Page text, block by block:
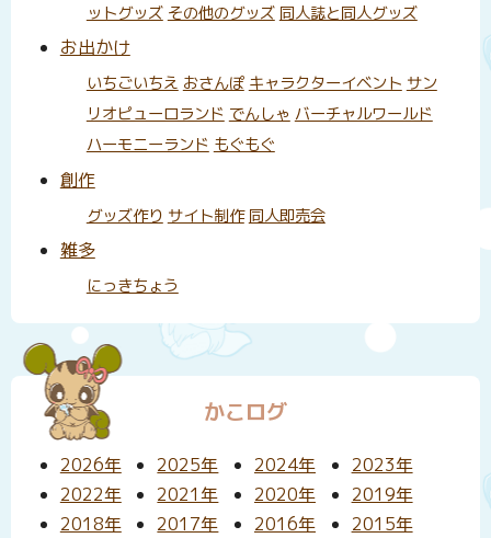
ットグッズ その他のグッズ 同人誌と同人グッズ
お出かけ
いちごいちえ おさんぽ キャラクターイベント サン
リオピューロランド でんしゃ バーチャルワールド
ハーモニーランド もぐもぐ
創作
グッズ作り サイト制作 同人即売会
雑多
にっきちょう
かこログ
2026年 2025年 2024年
2023年
2022年
2021年 2020年
2019年
2018年
2017年 2016年 2015年